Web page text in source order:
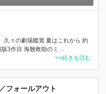
久々の劇場鑑賞 夏はこれから 約
3作目 海難救助のミ…
>>続きを読む
フォールアウト